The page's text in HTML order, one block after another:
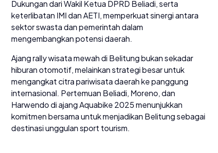
Dukungan dari Wakil Ketua DPRD Beliadi, serta
keterlibatan IMI dan AETI, memperkuat sinergi antara
sektor swasta dan pemerintah dalam
mengembangkan potensi daerah.
Ajang rally wisata mewah di Belitung bukan sekadar
hiburan otomotif, melainkan strategi besar untuk
mengangkat citra pariwisata daerah ke panggung
internasional. Pertemuan Beliadi, Moreno, dan
Harwendo di ajang Aquabike 2025 menunjukkan
komitmen bersama untuk menjadikan Belitung sebagai
destinasi unggulan sport tourism.